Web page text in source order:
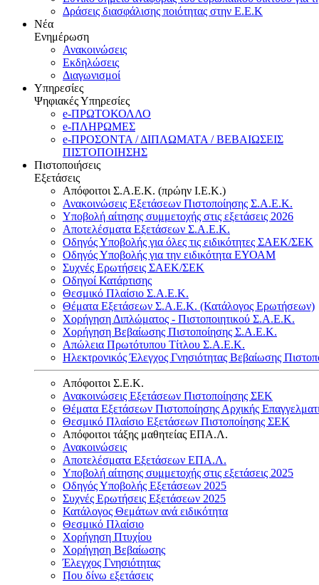
Δράσεις διασφάλισης ποιότητας στην Ε.Ε.Κ
Νέα
Ενημέρωση
Ανακοινώσεις
Εκδηλώσεις
Διαγωνισμοί
Υπηρεσίες
Ψηφιακές Υπηρεσίες
e-ΠΡΩΤΟΚΟΛΛΟ
e-ΠΛΗΡΩΜΕΣ
e-ΠΡΟΣΟΝΤΑ / ΔΙΠΛΩΜΑΤΑ / ΒΕΒΑΙΩΣΕΙΣ
ΠΙΣΤΟΠΟΙΗΣΗΣ
Πιστοποιήσεις
Εξετάσεις
Απόφοιτοι Σ.Α.Ε.Κ. (πρώην Ι.Ε.Κ.)
Ανακοινώσεις Εξετάσεων Πιστοποίησης Σ.Α.Ε.Κ.
Υποβολή αίτησης συμμετοχής στις εξετάσεις 2026
Αποτελέσματα Εξετάσεων Σ.Α.Ε.Κ.
Οδηγός Υποβολής για όλες τις ειδικότητες ΣΑΕΚ/ΣΕΚ
Οδηγός Υποβολής για την ειδικότητα ΕΥΟΑΜ
Συχνές Ερωτήσεις ΣΑΕΚ/ΣΕΚ
Οδηγοί Κατάρτισης
Θεσμικό Πλαίσιο Σ.Α.Ε.Κ.
Θέματα Εξετάσεων Σ.Α.Ε.Κ. (Κατάλογος Ερωτήσεων)
Χορήγηση Διπλώματος - Πιστοποιητικού Σ.Α.Ε.Κ.
Χορήγηση Βεβαίωσης Πιστοποίησης Σ.Α.Ε.Κ.
Απώλεια Πρωτότυπου Τίτλου Σ.Α.Ε.Κ.
Ηλεκτρονικός Έλεγχος Γνησιότητας Βεβαίωσης
Απόφοιτοι Σ.Ε.Κ.
Ανακοινώσεις Εξετάσεων Πιστοποίησης ΣΕΚ
Θέματα Εξετάσεων Πιστοποίησης Αρχικής
Θεσμικό Πλαίσιο Εξετάσεων Πιστοποίησης ΣΕΚ
Απόφοιτοι τάξης μαθητείας ΕΠΑ.Λ.
Ανακοινώσεις
Αποτελέσματα Εξετάσεων ΕΠΑ.Λ.
Υποβολή αίτησης συμμετοχής στις εξετάσεις 2025
Οδηγός Υποβολής Εξετάσεων 2025
Συχνές Ερωτήσεις Εξετάσεων 2025
Κατάλογος Θεμάτων ανά ειδικότητα
Θεσμικό Πλαίσιο
Χορήγηση Πτυχίου
Χορήγηση Βεβαίωσης
Έλεγχος Γνησιότητας
Που δίνω εξετάσεις